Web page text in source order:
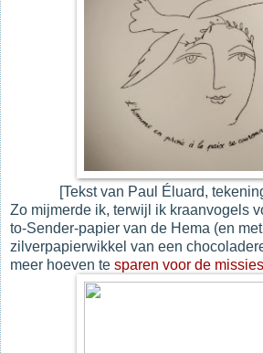
[Tekst van Paul Éluard,
Zo mijmerde ik, terwijl ik kraanvogels
to-Sender-papier van de Hema (en
zilverpapierwikkel van een
meer hoeven te sparen voor de missies